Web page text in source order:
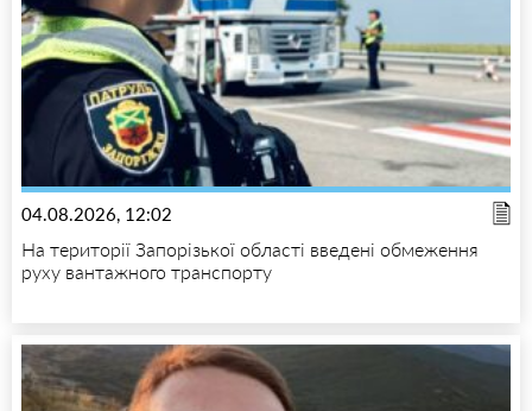
04.08.2026, 12:02
На території Запорізької області введені обмеження
руху вантажного транспорту